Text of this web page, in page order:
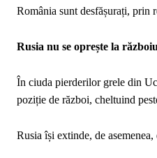
România sunt desfășurați,
Rusia nu se oprește la
În ciuda pierderilor grele din
poziție de război, cheltuind
Rusia își extinde, de